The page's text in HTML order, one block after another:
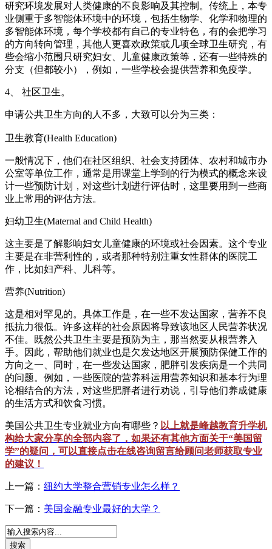
研究环境发展对人类健康的不良影响及其控制。传统上，本专
业侧重于多智能体环境中的环境，包括生物学、化学和物理的
多智能体环境，每个学校都有自己的专业特色，有的会把学习
的方向转向管理，其他人更喜欢政策或几项全球卫生研究，有
些会缩小范围只研究妇女、儿童健康政策等，还有一些特殊的
分支（但都较小），例如，一些学校会提供营养和免疫学。
4、 社区卫生。
申请公共卫生方向的人不多，大致可以分为三类：
卫生教育(Health Education)
一般情况下，他们在社区组织、社会支持团体、农村和城市办
公室等单位工作，通常是用课堂上学到的行为模式的概念来设
计一些预防计划，对这些计划进行评估时，这里要用到一些商
业上常用的评估方法。
妇幼卫生(Maternal and Child Health)
这主要是了解影响妇女儿童健康的环境或社会因素。这个专业
主要是在非营利性的，或者那种特别注重女性群体的医院工
作，比如妇产科、儿科等。
营养(Nutrition)
这是相对罕见的。具体工作是，在一些不发达国家，营养不良
抵抗力很低。许多这样的社会原因将导致该地区人民营养状况
不佳。既然公共卫生主要是预防为主，那当然要从根营养入
手。因此，帮助他们就业也是欠发达地区开展预防保健工作的
方向之一、同时，在一些发达国家，肥胖引发疾病是一个共同
的问题。例如，一些医院的营养科运用营养知识和基本行为理
论相结合的方法，对这些肥胖者进行劝说，引导他们养成健康
的生活方式和饮食习惯。
美国公共卫生专业就业方向有哪些？ 以上就是峰越教育升学机
构给大家分享的全部内容了，如果还有其他方面关于“美国留
学”的疑问，可以直接点击在线咨询留言给顾问老师获取专业
的建议！
上一篇： 纽约大学整合营销专业怎么样？
下一篇： 美国金融专业最好的大学？